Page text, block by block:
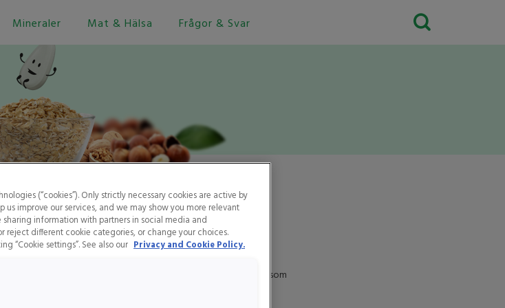
Mineraler Mat & Hälsa Frågor & Svar
B8
Vitaminer
Vitamin B8
en gynnsam effekt på hud och hår och är därför också känd som
(“cookies”). Only strictly necessary cookies are active by
improve our services, and we may show you more relevant
information with partners in social media and
reject different cookie categories, or change your choices.
“Cookie settings”. See also our Privacy and Cookie Policy.